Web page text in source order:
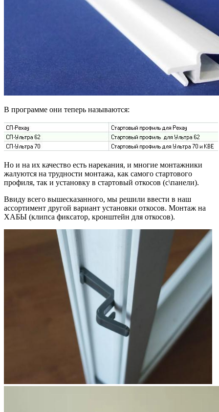
В программе они теперь называются:
Но и на их качество есть нарекания, и многие монтажники
жалуются на трудности монтажа, как самого стартового
профиля, так и установку в стартовый откосов (с\панели).
Ввиду всего вышесказанного, мы решили ввести в наш
ассортимент другой вариант установки откосов. Монтаж на
ХАБЫ (клипса фиксатор, кронштейн для откосов).